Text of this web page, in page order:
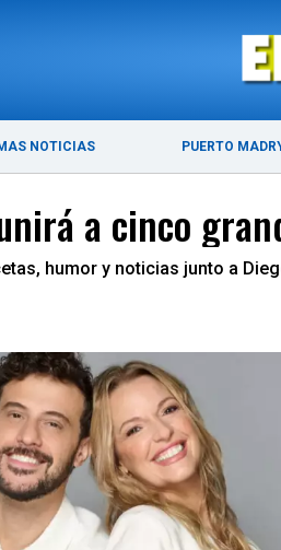
NOTICIAS PUERTO
a cinco
humor y noticias junto a